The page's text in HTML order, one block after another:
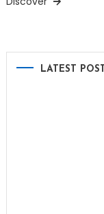
LATEST POST